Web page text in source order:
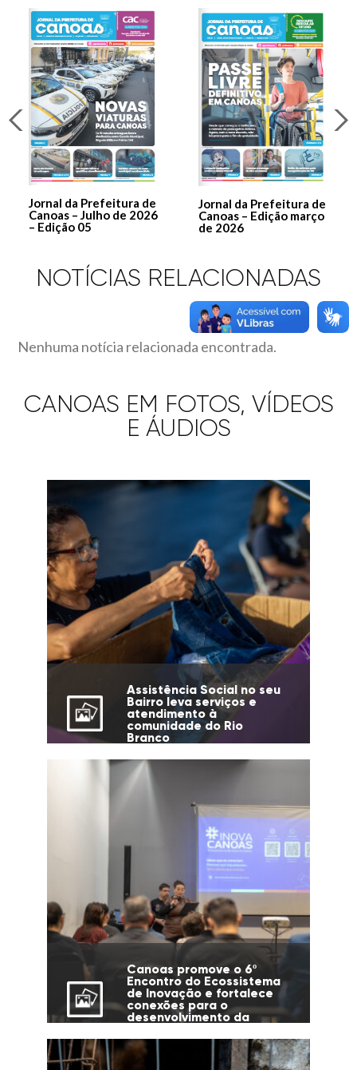
Jornal da Prefeitura de
Canoas – Julho de 2026
– Edição 05
Jornal da Prefeitura de
Canoas – Edição março
de 2026
NOTÍCIAS RELACIONADAS
Nenhuma notícia relacionada encontrada.
CANOAS EM FOTOS, VÍDEOS
E ÁUDIOS
Assistência Social no seu
Bairro leva serviços e
atendimento à
comunidade do Rio
Branco
Canoas promove o 6º
Encontro do Ecossistema
de Inovação e fortalece
conexões para o
desenvolvimento da